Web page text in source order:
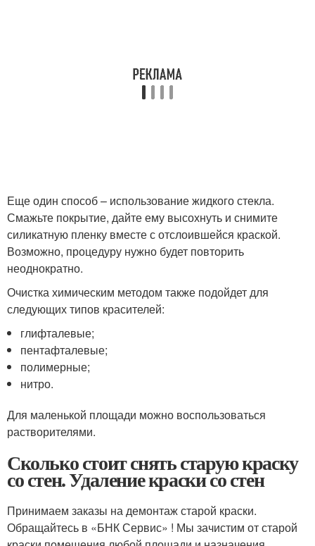
Еще один способ – использование жидкого стекла.
Смажьте покрытие, дайте ему высохнуть и снимите
силикатную пленку вместе с отслоившейся краской.
Возможно, процедуру нужно будет повторить
неоднократно.
Очистка химическим методом также подойдет для
следующих типов красителей:
глифталевые;
пентафталевые;
полимерные;
нитро.
Для маленькой площади можно воспользоваться
растворителями.
Сколько стоит снять старую краску
со стен. Удаление краски со стен
Принимаем заказы на демонтаж старой краски.
Обращайтесь в «БНК Сервис» ! Мы зачистим от старой